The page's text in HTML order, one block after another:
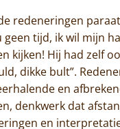
redeneringen
tijd, ik wil mijn
kijken! Hij had zelf
dikke bult”.
en
denkwerk dat
en